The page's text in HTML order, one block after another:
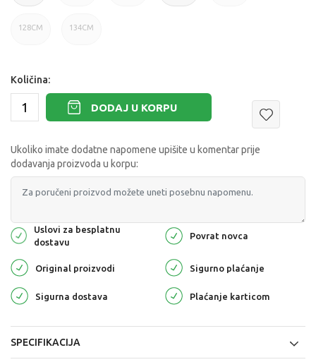
128CM 134CM
Količina:
DODAJ U KORPU
Ukoliko imate dodatne napomene upišite u komentar prije
dodavanja proizvoda u korpu:
Uslovi za besplatnu
dostavu
Povrat novca
Original proizvodi Sigurno plaćanje
Sigurna dostava Plaćanje karticom
SPECIFIKACIJA